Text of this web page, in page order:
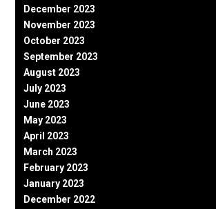
December 2023
November 2023
October 2023
September 2023
August 2023
July 2023
June 2023
May 2023
April 2023
March 2023
February 2023
January 2023
December 2022